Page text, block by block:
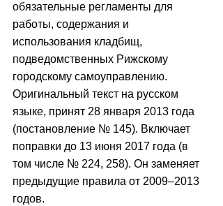
обязательные регламенты для
работы, содержания и
использования кладбищ,
подведомственных Рижскому
городскому самоуправлению.
Оригинальный текст на русском
языке, принят 28 января 2013 года
(постановление № 145). Включает
поправки до 13 июня 2017 года (в
том числе № 224, 258). Он заменяет
предыдущие правила от 2009–2013
годов.